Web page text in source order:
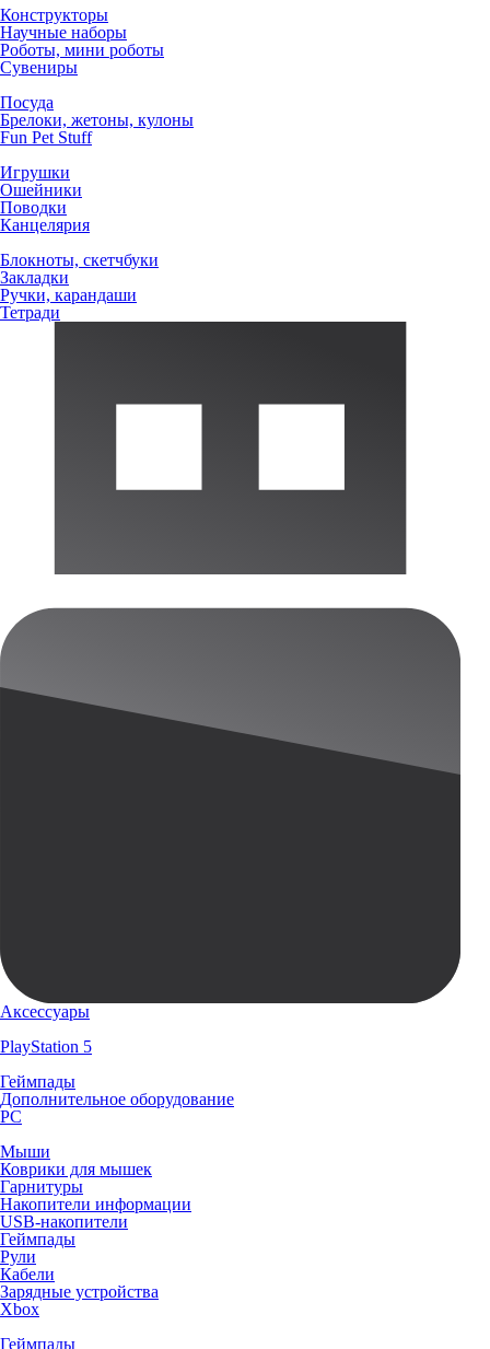
Конструкторы
Научные наборы
Роботы, мини роботы
Сувениры
Посуда
Брелоки, жетоны, кулоны
Fun Pet Stuff
Игрушки
Ошейники
Поводки
Канцелярия
Блокноты, скетчбуки
Закладки
Ручки, карандаши
Тетради
Аксессуары
PlayStation 5
Геймпады
Дополнительное оборудование
PC
Мыши
Коврики для мышек
Гарнитуры
Накопители информации
USB-накопители
Геймпады
Рули
Кабели
Зарядные устройства
Xbox
Геймпады